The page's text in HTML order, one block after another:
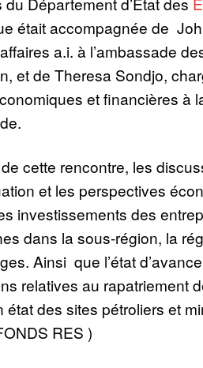
était accompagnée de
a.i. à l’ambassade
et de Theresa Sondjo,
et financières à
cette rencontre, les
et les perspectives
investissements des
dans la sous-région, la
Ainsi que l’état
relatives au rapatriement
état des sites pétroliers et
RES )